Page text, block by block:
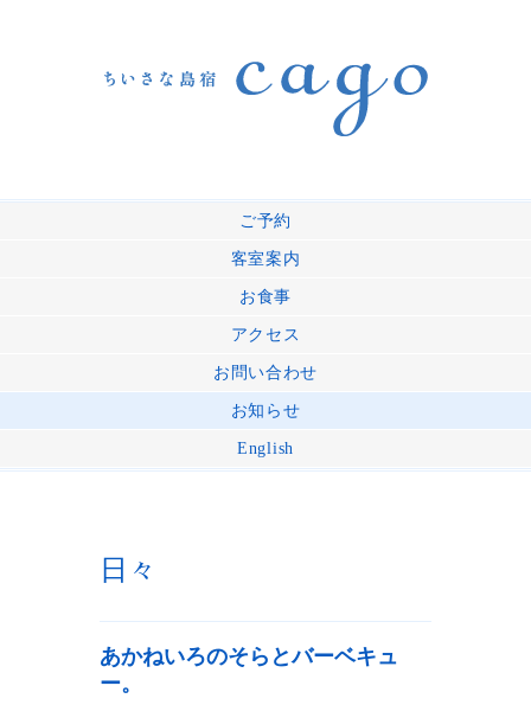
ご予約
客室案内
お食事
アクセス
お問い合わせ
お知らせ
English
日々
あかねいろのそらとバーベキュ
ー。